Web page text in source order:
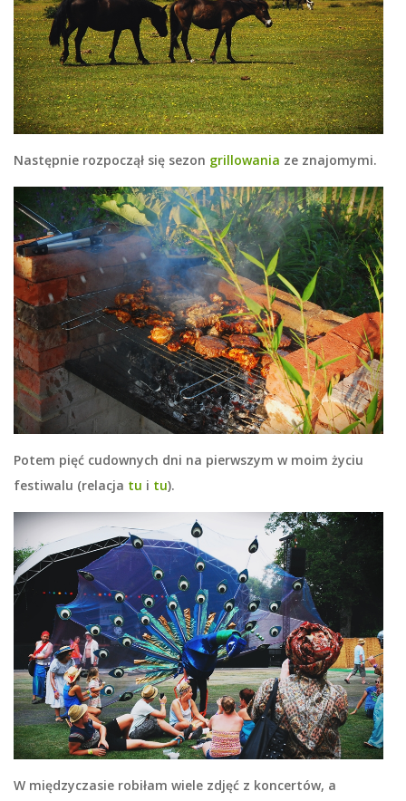
Następnie rozpoczął się sezon grillowania ze znajomymi.
Potem pięć cudownych dni na pierwszym w moim życiu
festiwalu (relacja tu i tu).
W międzyczasie robiłam wiele zdjęć z koncertów, a